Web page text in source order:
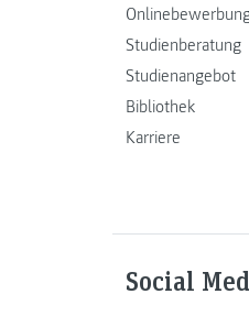
Studienberatung
Studienangebot
Bibliothek
Karriere
Social